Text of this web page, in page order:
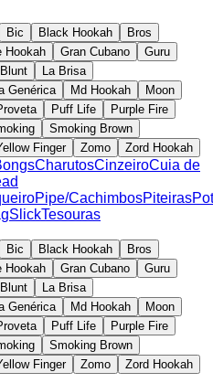
Bic Black Hookah
Bros
Hookah Gran Cubano
Guru
La Brisa
Genérica Md Hookah
Moon
Puff Life
Purple Fire
Smoking Brown
Finger Zomo Zord Hookah
CharutosCinzeiroCuia de
Pipe/CachimbosPiteiras
SlickTesouras
Bic Black Hookah
Bros
Hookah Gran Cubano
Guru
La Brisa
Genérica Md Hookah
Moon
Puff Life
Purple Fire
Smoking Brown
Finger Zomo Zord Hookah